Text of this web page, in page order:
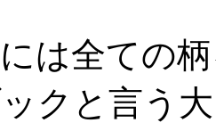
は全ての
ックと言う